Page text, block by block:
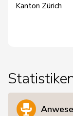
Kanton Zürich